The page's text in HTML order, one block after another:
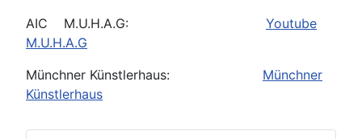
AIC M.U.H.A.G: Youtube
M.U.H.A.G
Münchner Künstlerhaus: Münchner
Künstlerhaus